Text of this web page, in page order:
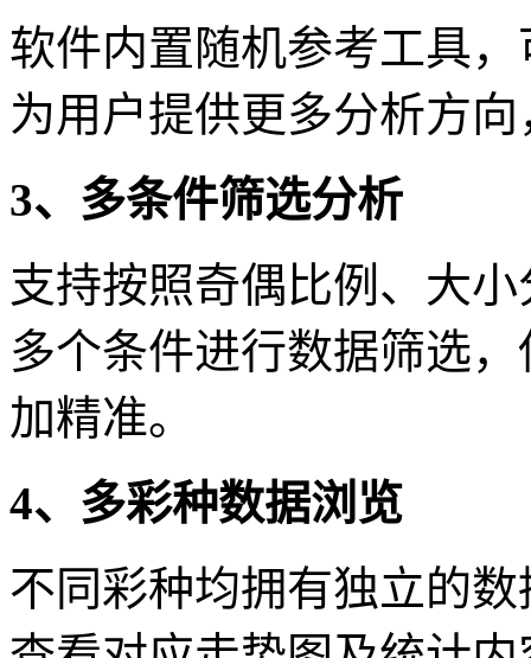
软件内置随机参考工具
为用户提供更多分析方
3、多条件筛选分析
支持按照奇偶比例、大
多个条件进行数据筛选
加精准。
4、多彩种数据浏览
不同彩种均拥有独立的